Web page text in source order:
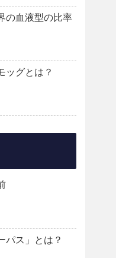
の血液型の比率
ッグとは？
パス」とは？